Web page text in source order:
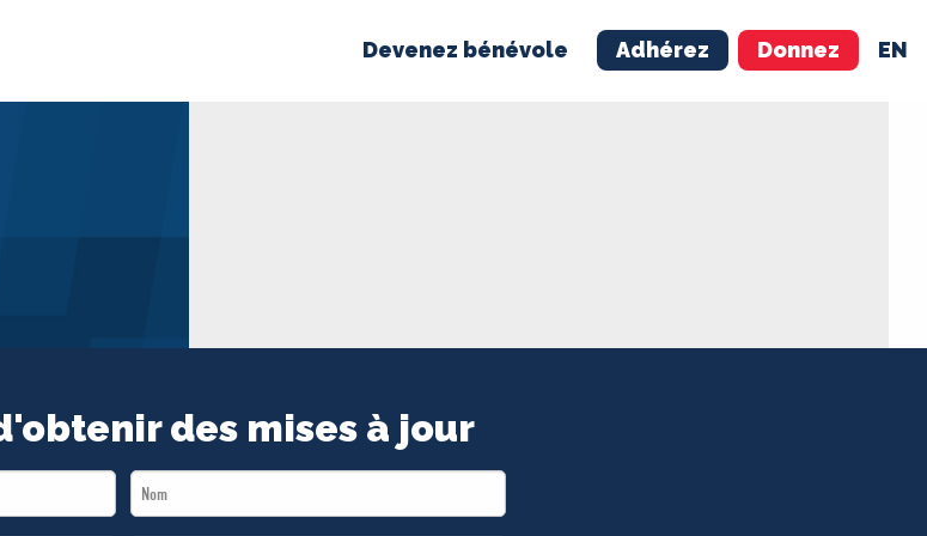
Devenez bénévole Adhérez Donnez EN
MÉDIAS
des mises à jour
Last
Name